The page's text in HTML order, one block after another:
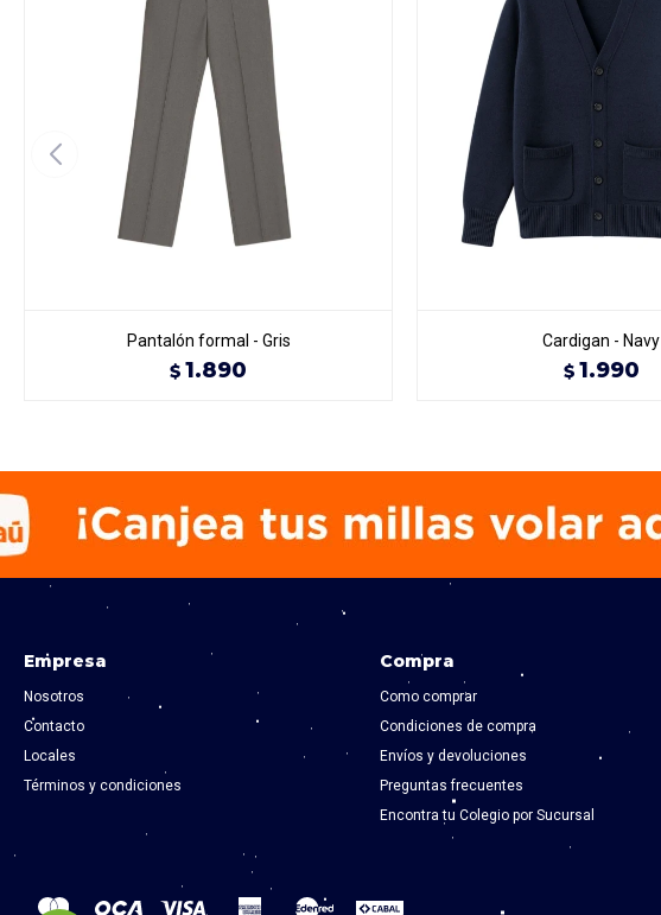
Pantalón formal - Gris
$ 1.890
Cardigan - Navy
$ 1.990
Empresa
Nosotros
Contacto
Locales
Términos y condiciones
Compra
Como comprar
Condiciones de compra
Envíos y devoluciones
Preguntas frecuentes
Encontra tu Colegio por Sucursal